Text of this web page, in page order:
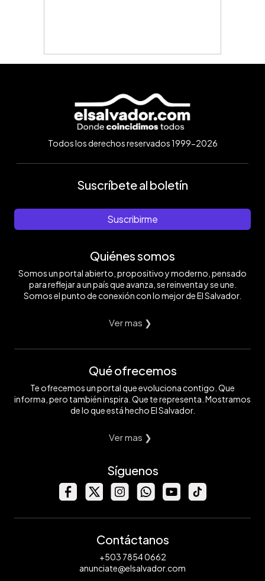
Todos los derechos reservados 1999-2026
Suscríbete al boletín
Suscribirme
Quiénes somos
Somos un portal abierto, propositivo y moderno, pensado
para reflejar a un país que avanza, se reinventa y se une.
Somos el punto de conexión con lo mejor de El Salvador.
Ver mas ❯
Qué ofrecemos
Te ofrecemos un portal que evoluciona contigo. Que
informa, pero también inspira. Que te representa. Mostramos
de lo que está hecho El Salvador.
Ver mas ❯
Síguenos
Contáctanos
+503 7854 0662
anunciate@elsalvador.com